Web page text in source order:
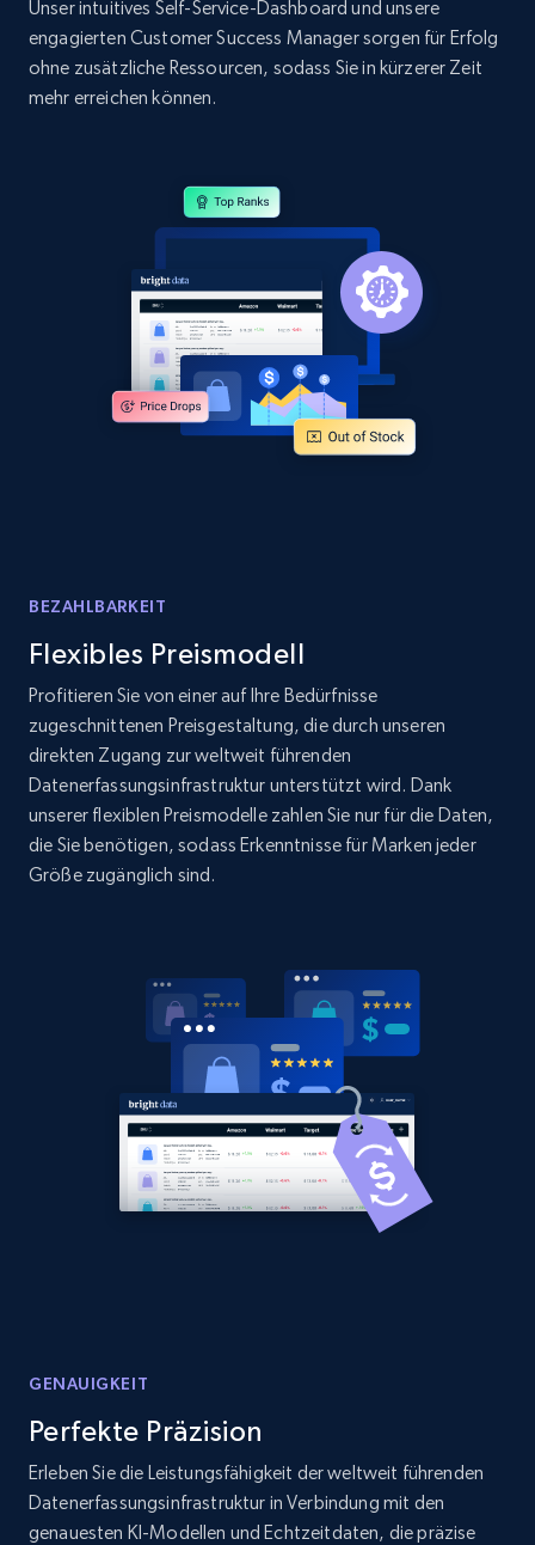
Unser intuitives Self-Service-Dashboard und unsere
engagierten Customer Success Manager sorgen für Erfolg
ohne zusätzliche Ressourcen, sodass Sie in kürzerer Zeit
mehr erreichen können.
BEZAHLBARKEIT
Flexibles Preismodell
Profitieren Sie von einer auf Ihre Bedürfnisse
zugeschnittenen Preisgestaltung, die durch unseren
direkten Zugang zur weltweit führenden
Datenerfassungsinfrastruktur unterstützt wird. Dank
unserer flexiblen Preismodelle zahlen Sie nur für die Daten,
die Sie benötigen, sodass Erkenntnisse für Marken jeder
Größe zugänglich sind.
GENAUIGKEIT
Perfekte Präzision
Erleben Sie die Leistungsfähigkeit der weltweit führenden
Datenerfassungsinfrastruktur in Verbindung mit den
genauesten KI-Modellen und Echtzeitdaten, die präzise